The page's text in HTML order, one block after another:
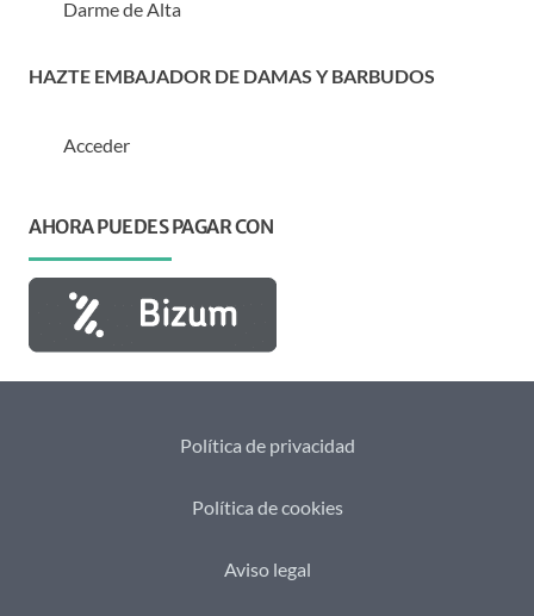
Darme de Alta
HAZTE EMBAJADOR DE DAMAS Y BARBUDOS
Acceder
AHORA PUEDES PAGAR CON
Política de privacidad
Política de cookies
Aviso legal